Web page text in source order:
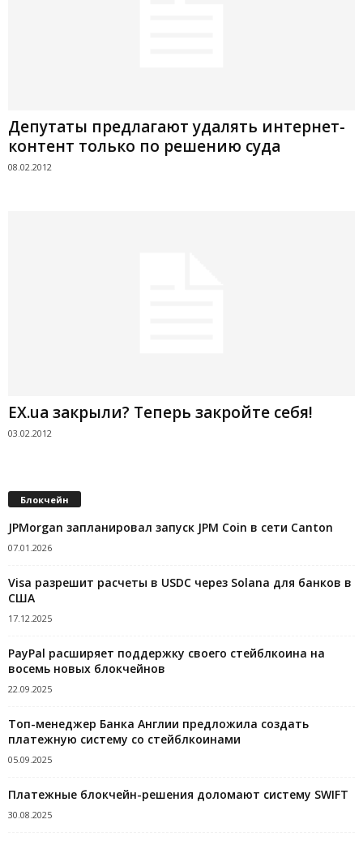
Депутаты предлагают удалять интернет-
контент только по решению суда
08.02.2012
EX.ua закрыли? Теперь закройте себя!
03.02.2012
Блокчейн
JPMorgan запланировал запуск JPM Coin в сети Canton
07.01.2026
Visa разрешит расчеты в USDC через Solana для банков в
США
17.12.2025
PayPal расширяет поддержку своего стейблкоина на
восемь новых блокчейнов
22.09.2025
Топ-менеджер Банка Англии предложила создать
платежную систему со стейблкоинами
05.09.2025
Платежные блокчейн-решения доломают систему SWIFT
30.08.2025